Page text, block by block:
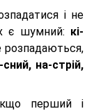
і не
є шумний: кі-
розпадаються,
сний, на-стрій,
перший і